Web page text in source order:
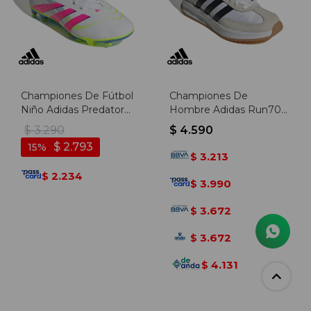
Championes De Fútbol
Niño Adidas Predator
Club Fg/mg - Blanco-
rosado
$ 3.290
$ 2.793
15
$ 2.234
Championes De
Hombre Adidas Run70s
2.0 - Blanco-negro
$ 4.590
$ 3.213
$ 3.990
$ 3.672
$ 3.672
$ 4.131